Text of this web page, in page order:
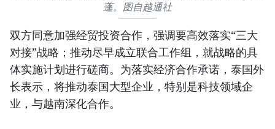
蓬。图自越通社
双方同意加强经贸投资合作，强调要高效落实“三大
对接”战略；推动尽早成立联合工作组，就战略的具
体实施计划进行磋商。为落实经济合作承诺，泰国外
长表示，将推动泰国大型企业，特别是科技领域企
业，与越南深化合作。